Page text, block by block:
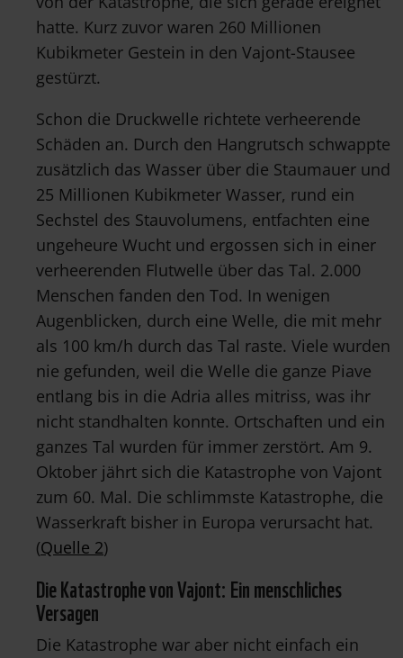
hatte. Kurz zuvor waren 260 Millionen
Kubikmeter Gestein in den Vajont-Stausee
gestürzt.
Schon die Druckwelle richtete verheerende
Schäden an. Durch den Hangrutsch schwappte
zusätzlich das Wasser über die Staumauer und
25 Millionen Kubikmeter Wasser, rund ein
Sechstel des Stauvolumens, entfachten eine
ungeheure Wucht und ergossen sich in einer
verheerenden Flutwelle über das Tal. 2.000
Menschen fanden den Tod. In wenigen
Augenblicken, durch eine Welle, die mit mehr
als 100 km/h durch das Tal raste. Viele wurden
nie gefunden, weil die Welle die ganze Piave
entlang bis in die Adria alles mitriss, was ihr
nicht standhalten konnte. Ortschaften und ein
ganzes Tal wurden für immer zerstört. Am 9.
Oktober jährt sich die Katastrophe von Vajont
zum 60. Mal. Die schlimmste Katastrophe, die
Wasserkraft bisher in Europa verursacht hat.
(Quelle 2)
Die Katastrophe von Vajont: Ein menschliches
Versagen
Die Katastrophe war aber nicht einfach ein